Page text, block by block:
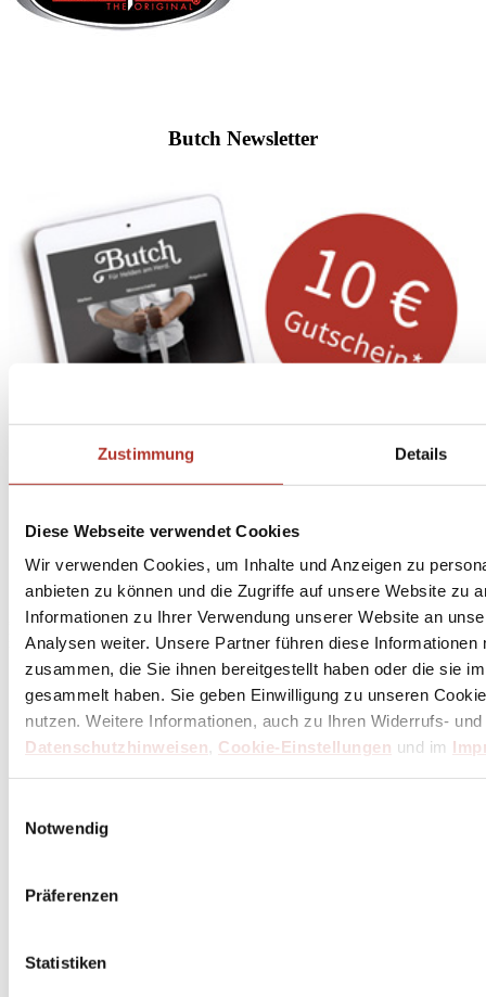
Zustimmung Details
Diese Webseite verwendet Cookies
Wir verwenden Cookies, um Inhalte und Anzeigen zu
anbieten zu können und die Zugriffe auf unsere Website zu
Informationen zu Ihrer Verwendung unserer Website an
Analysen weiter. Unsere Partner führen diese
zusammen, die Sie ihnen bereitgestellt haben oder die sie
gesammelt haben. Sie geben Einwilligung zu unseren
nutzen. Weitere Informationen, auch zu Ihren Widerrufs-
Datenschutzhinweisen, Cookie-Einstellungen und im
Notwendig
Präferenzen
Statistiken
Butch Newsletter
den Butch Newsletter
* Dein persönlicher Gutschein ist ab einem Bestellwert von 100,- Euro, nach Abzug der
Retouren und Stornierungen, gültig. Preisangaben inkl. gesetzl. MwSt. zzgl. Service- und
Versandkosten. Eine Barauszahlung ist nicht möglich.
Unser Dankeschön für deinen Einkauf ab 100 €